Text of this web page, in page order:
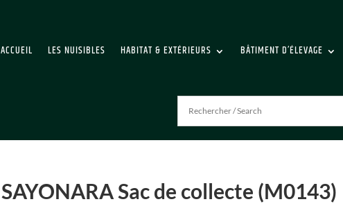
ACCUEIL LES NUISIBLES HABITAT & EXTÉRIEURS BÂTIMENT D’ÉLEVAGE
SAYONARA Sac de collecte (M0143)